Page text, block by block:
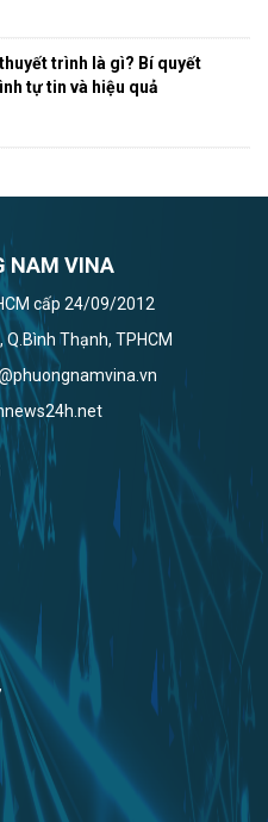
thuyết trình là gì? Bí quyết
tự tin và hiệu quả
NAM VINA
cấp 24/09/2012
Thạnh, TPHCM